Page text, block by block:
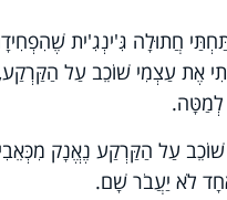
חֲתוּלָה גִּ'ינְגִ'ית
אֶת עַצְמִי שׁוֹכֵב עַל הַקַּרְקַע,
לְמַטָּה.
עַל הַקַּרְקַע נֶאֱנָק
לֹא יַעֲבֹר שָׁם.